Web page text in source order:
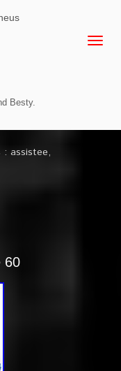
Besty.
: assistee,
60